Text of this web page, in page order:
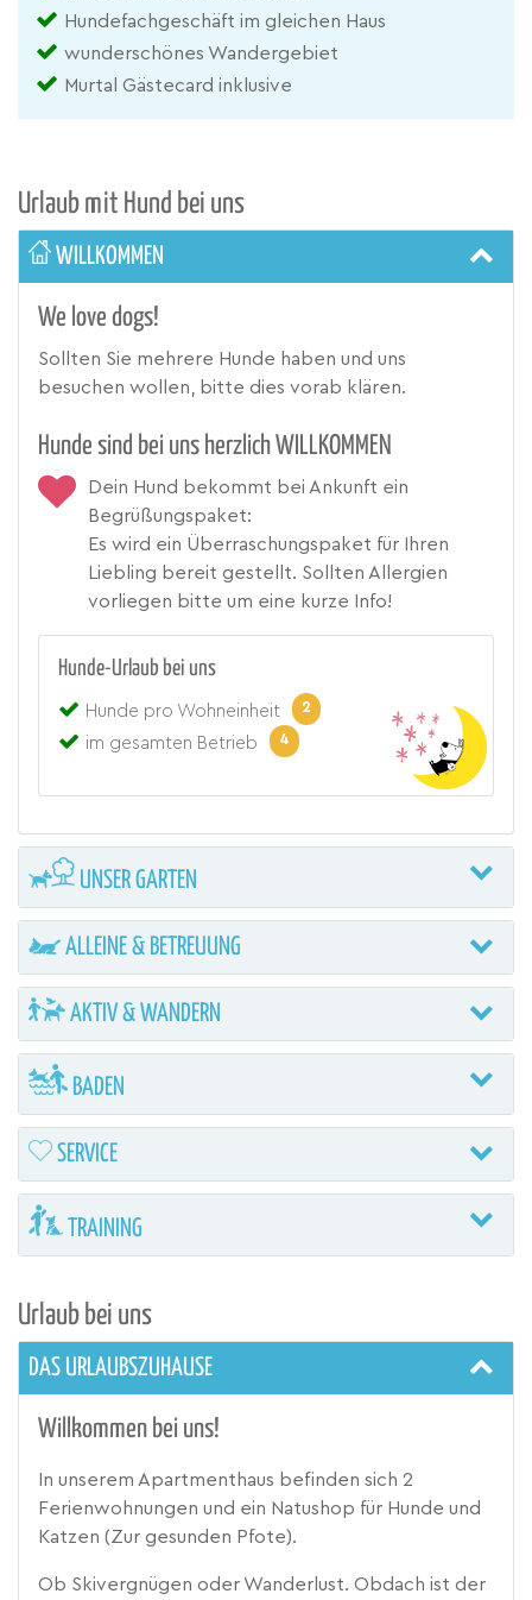
Hundefachgeschäft im gleichen Haus
wunderschönes Wandergebiet
Murtal Gästecard inklusive
Urlaub mit Hund bei uns
WILLKOMMEN
We love dogs!
Sollten Sie mehrere Hunde haben und uns
besuchen wollen, bitte dies vorab klären.
Hunde sind bei uns herzlich WILLKOMMEN
Dein Hund bekommt bei Ankunft ein
Begrüßungspaket:
Es wird ein Überraschungspaket für Ihren
Liebling bereit gestellt. Sollten Allergien
vorliegen bitte um eine kurze Info!
Hunde-Urlaub bei uns
Hunde pro Wohneinheit 2
im gesamten Betrieb 4
UNSER GARTEN
ALLEINE & BETREUUNG
AKTIV & WANDERN
BADEN
SERVICE
TRAINING
Urlaub bei uns
DAS URLAUBSZUHAUSE
Willkommen bei uns!
In unserem Apartmenthaus befinden sich 2
Ferienwohnungen und ein Natushop für Hunde und
Katzen (Zur gesunden Pfote).
Ob Skivergnügen oder Wanderlust. Obdach ist der